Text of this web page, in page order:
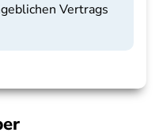
Vertrags